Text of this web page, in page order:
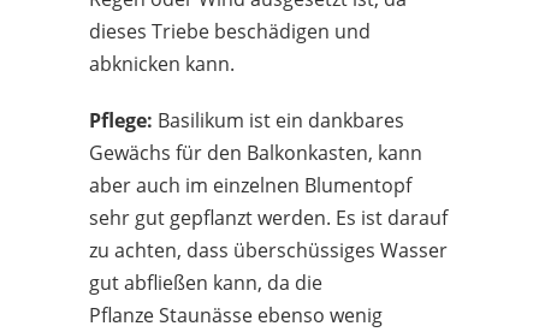
dieses Triebe beschädigen und
abknicken kann.
Pflege: Basilikum ist ein dankbares
Gewächs für den Balkonkasten, kann
aber auch im einzelnen Blumentopf
sehr gut gepflanzt werden. Es ist darauf
zu achten, dass überschüssiges Wasser
gut abfließen kann, da die
Pflanze Staunässe ebenso wenig